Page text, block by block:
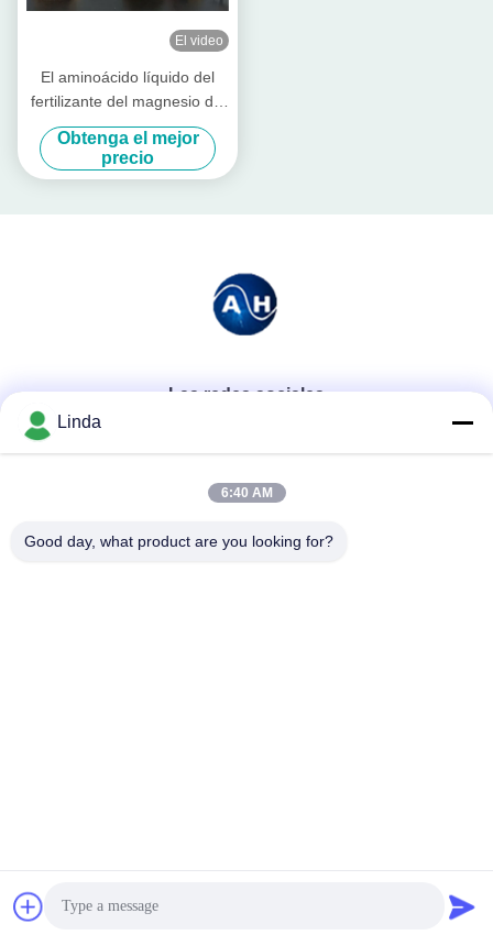
El video
El aminoácido líquido del
fertilizante del magnesio del
calcio quelató
Obtenga el mejor
precio
Las redes sociales
Contacto rápido
Teléfono
Linda
6:40 AM
Good day, what product are you looking for?